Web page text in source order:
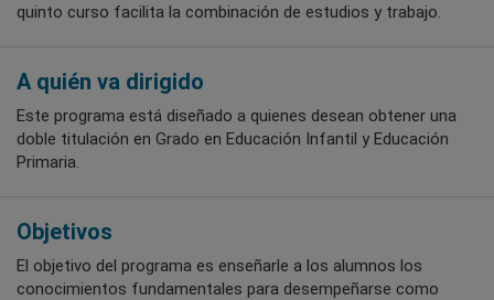
quinto curso facilita la combinación de estudios y trabajo.
A quién va dirigido
Este programa está diseñado a quienes desean obtener una
doble titulación en Grado en Educación Infantil y Educación
Primaria.
Objetivos
El objetivo del programa es enseñarle a los alumnos los
conocimientos fundamentales para desempeñarse como